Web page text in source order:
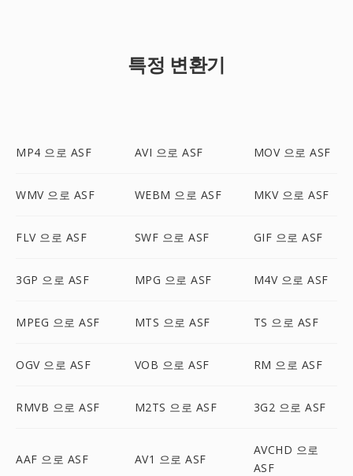
특정 변환기
MP4 으로 ASF AVI 으로 ASF MOV 으로 ASF
WMV 으로 ASF WEBM 으로 ASF MKV 으로 ASF
FLV 으로 ASF SWF 으로 ASF GIF 으로 ASF
3GP 으로 ASF MPG 으로 ASF M4V 으로 ASF
MPEG 으로 ASF MTS 으로 ASF TS 으로 ASF
OGV 으로 ASF VOB 으로 ASF RM 으로 ASF
RMVB 으로 ASF M2TS 으로 ASF 3G2 으로 ASF
AAF 으로 ASF AV1 으로 ASF
AVCHD 으로
ASF